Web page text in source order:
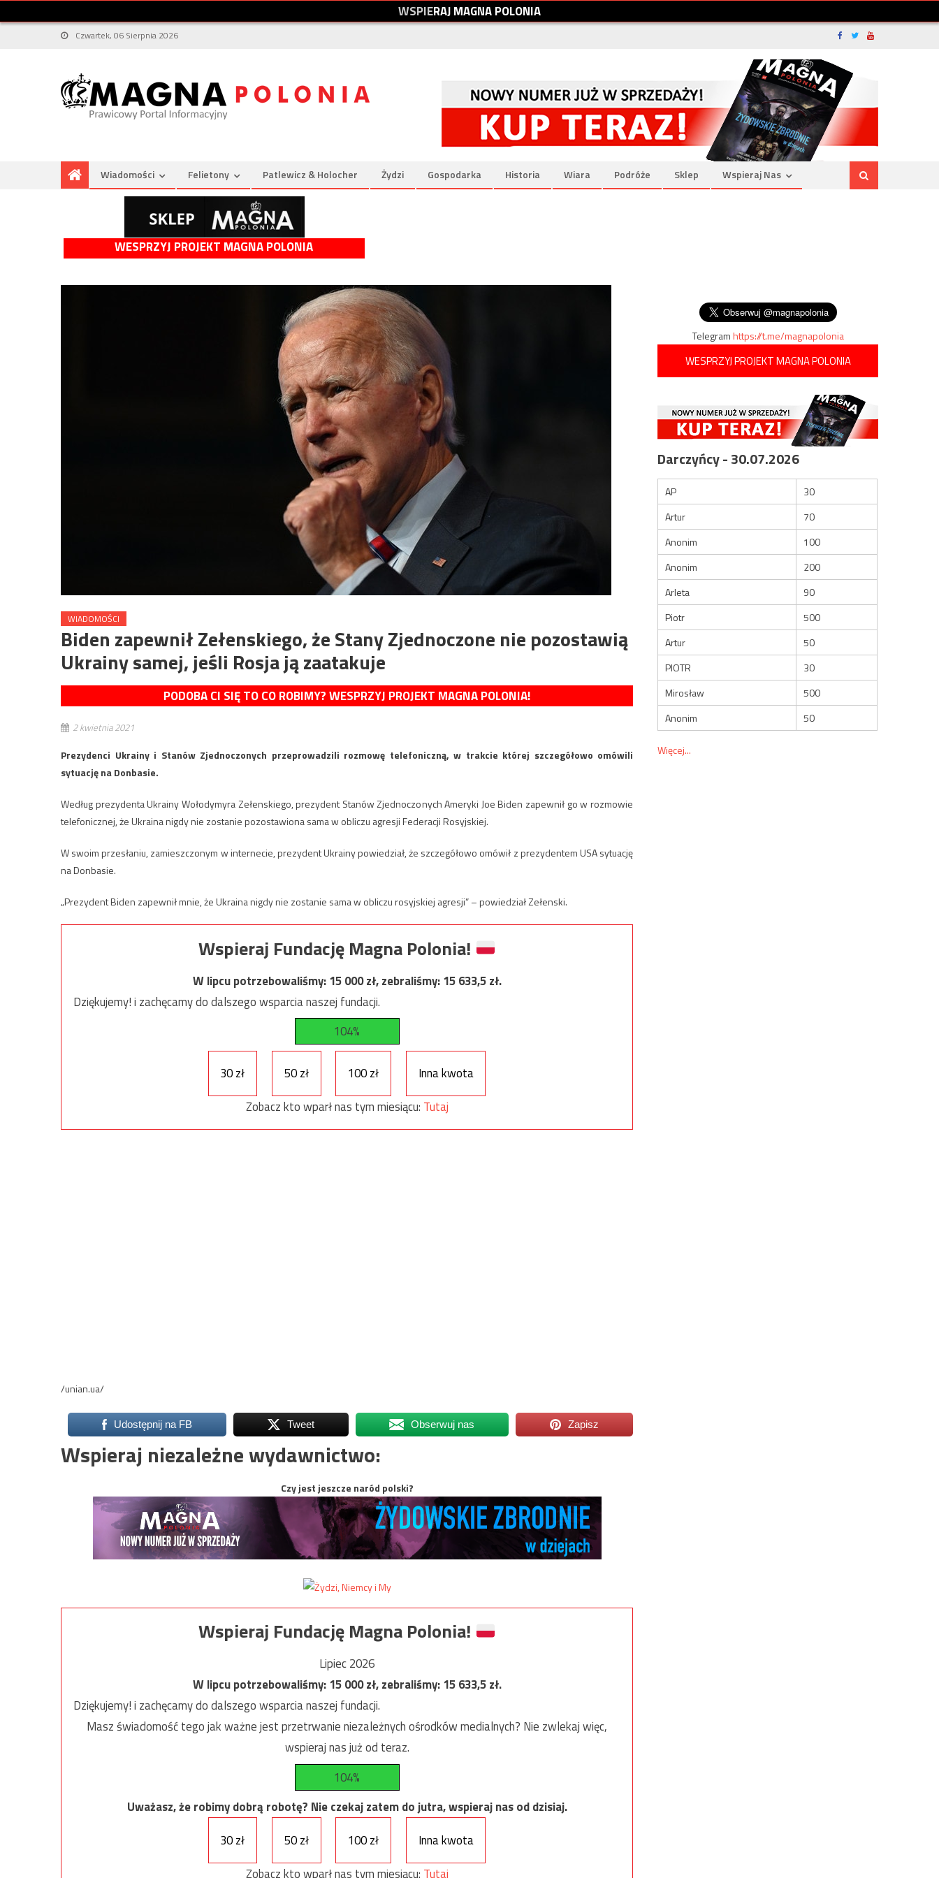
WSPIERAJMAGNAPOLONIA
Czwartek, 06 Sierpnia 2026
Wiadomości Felietony Patlewicz & Holocher Żydzi Gospodarka Historia Wiara Podróże Sklep Wspieraj Nas
WESPRZYJ PROJEKT MAGNA POLONIA
WIADOMOŚCI
Biden zapewnił Zełenskiego, że Stany Zjednoczone nie pozostawią
Ukrainy samej, jeśli Rosja ją zaatakuje
PODOBA CI SIĘ TO CO ROBIMY? WESPRZYJ PROJEKT MAGNA POLONIA!
2 kwietnia 2021
Prezydenci Ukrainy i Stanów Zjednoczonych przeprowadzili rozmowę telefoniczną, w trakcie której szczegółowo omówili
sytuację na Donbasie.
Według prezydenta Ukrainy Wołodymyra Zełenskiego, prezydent Stanów Zjednoczonych Ameryki Joe Biden zapewnił go w rozmowie
telefonicznej, że Ukraina nigdy nie zostanie pozostawiona sama w obliczu agresji Federacji Rosyjskiej.
W swoim przesłaniu, zamieszczonym w internecie, prezydent Ukrainy powiedział, że szczegółowo omówił z prezydentem USA sytuację
na Donbasie.
„Prezydent Biden zapewnił mnie, że Ukraina nigdy nie zostanie sama w obliczu rosyjskiej agresji” – powiedział Zełenski.
Wspieraj Fundację Magna Polonia!
W lipcu potrzebowaliśmy:15 000zł, zebraliśmy:15 633,5zł.
Dziękujemy! i zachęcamy do dalszego wsparcia naszej fundacji.
104%
30 zł 50 zł 100 zł
Inna kwota
Zobacz kto wparł nas tym miesiącu: Tutaj
/unian.ua/
Udostępnij na FB Tweet Obserwuj nas Zapisz
Wspieraj niezależne wydawnictwo:
Czy jest jeszcze naród polski?
Wspieraj Fundację Magna Polonia!
Lipiec 2026
W lipcu potrzebowaliśmy:15 000zł, zebraliśmy:15 633,5zł.
Dziękujemy! i zachęcamy do dalszego wsparcia naszej fundacji.
Masz świadomość tego jak ważne jest przetrwanie niezależnych ośrodków medialnych? Nie zwlekaj więc,
wspieraj nas już od teraz.
104%
Uważasz, że robimy dobrą robotę? Nie czekaj zatem do jutra, wspieraj nas od dzisiaj.
30 zł
50 zł 100 zł
Inna kwota
Zobacz kto wparł nas tym miesiącu: Tutaj
Telegramhttps://t.me/magnapolonia
WESPRZYJ PROJEKT MAGNA POLONIA
Darczyńcy - 30.07.2026
AP
30
Artur
70
Anonim
100
Anonim
200
Arleta
90
Piotr
500
Artur
50
PIOTR
30
Mirosław
500
Anonim
50
Więcej...